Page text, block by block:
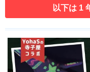
以下は 1